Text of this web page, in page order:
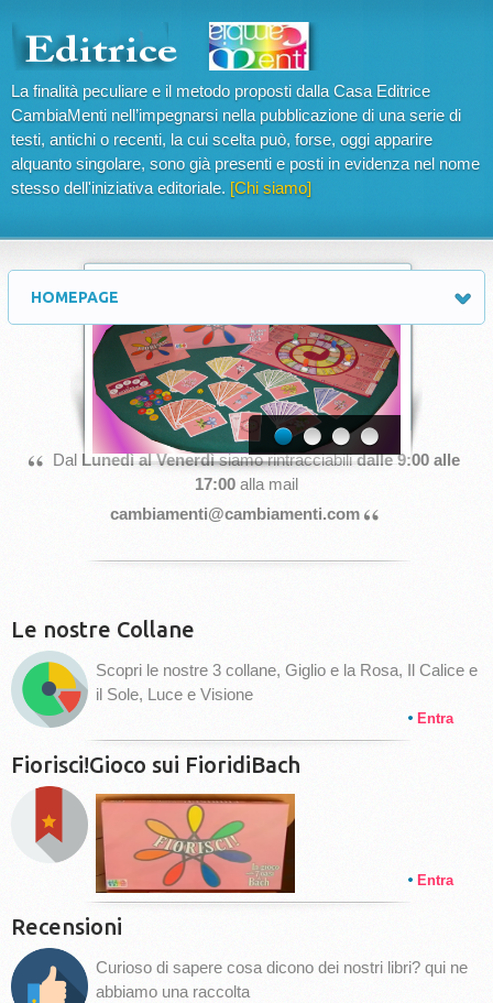
La finalità peculiare e il metodo proposti dalla Casa Editrice
CambiaMenti nell’impegnarsi nella pubblicazione di una serie di
testi, antichi o recenti, la cui scelta può, forse, oggi apparire
alquanto singolare, sono già presenti e posti in evidenza nel nome
stesso dell'iniziativa editoriale. [Chi siamo]
HOMEPAGE
Comunicazioni
“ Dal Lunedì al Venerdìsiamo rintracciabilidalle 9:00 alle
17:00 alla mail
cambiamenti@cambiamenti.com“
Le nostre Collane
Scopri le nostre 3 collane, Giglio e la Rosa, Il Calice e
il Sole, Luce e Visione
Entra
Fiorisci!Gioco sui FioridiBach
Entra
Recensioni
Curioso di sapere cosa dicono dei nostri libri? qui ne
abbiamo una raccolta